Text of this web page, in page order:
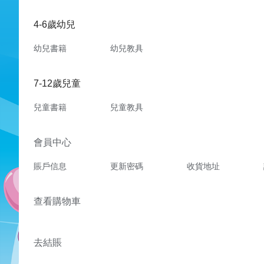
4-6歲幼兒
幼兒書籍 幼兒教具
7-12歲兒童
兒童書籍 兒童教具
會員中心
賬戶信息 更新密碼 收貨地址
查看購物車
去結賬